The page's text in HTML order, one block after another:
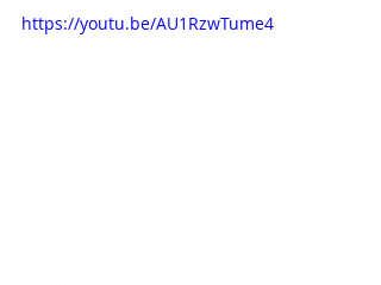
https://youtu.be/AU1RzwTume4